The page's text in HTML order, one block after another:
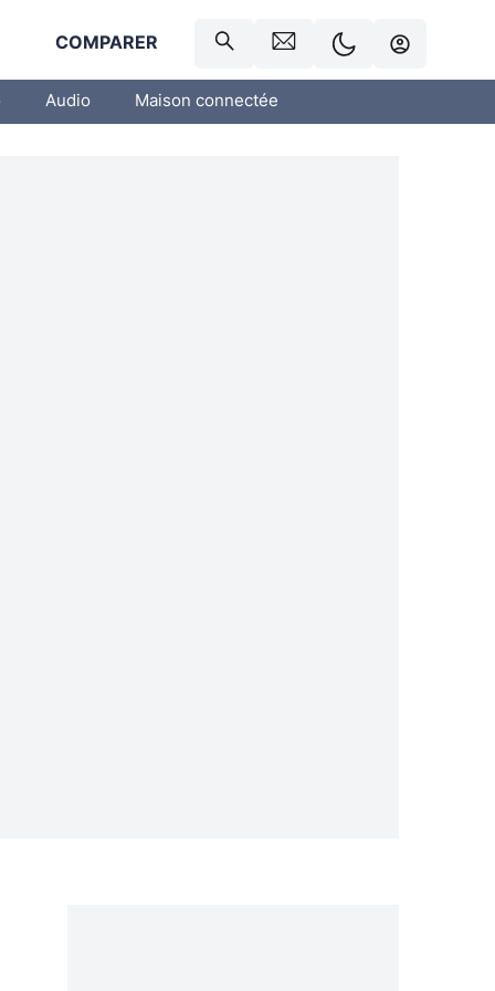
COMPARER
Audio Maison connectée